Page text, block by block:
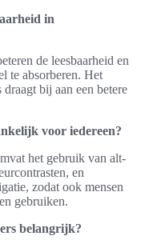
in
de leesbaarheid en
te absorberen. Het
bij aan een betere
voor iedereen?
het gebruik van alt-
en
zodat ook mensen
gebruiken.
belangrijk?